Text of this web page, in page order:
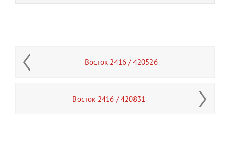
Восток 2416 / 420526
Восток 2416 / 420831